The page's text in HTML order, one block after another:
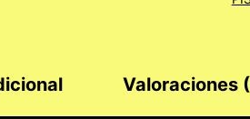
Valoraciones